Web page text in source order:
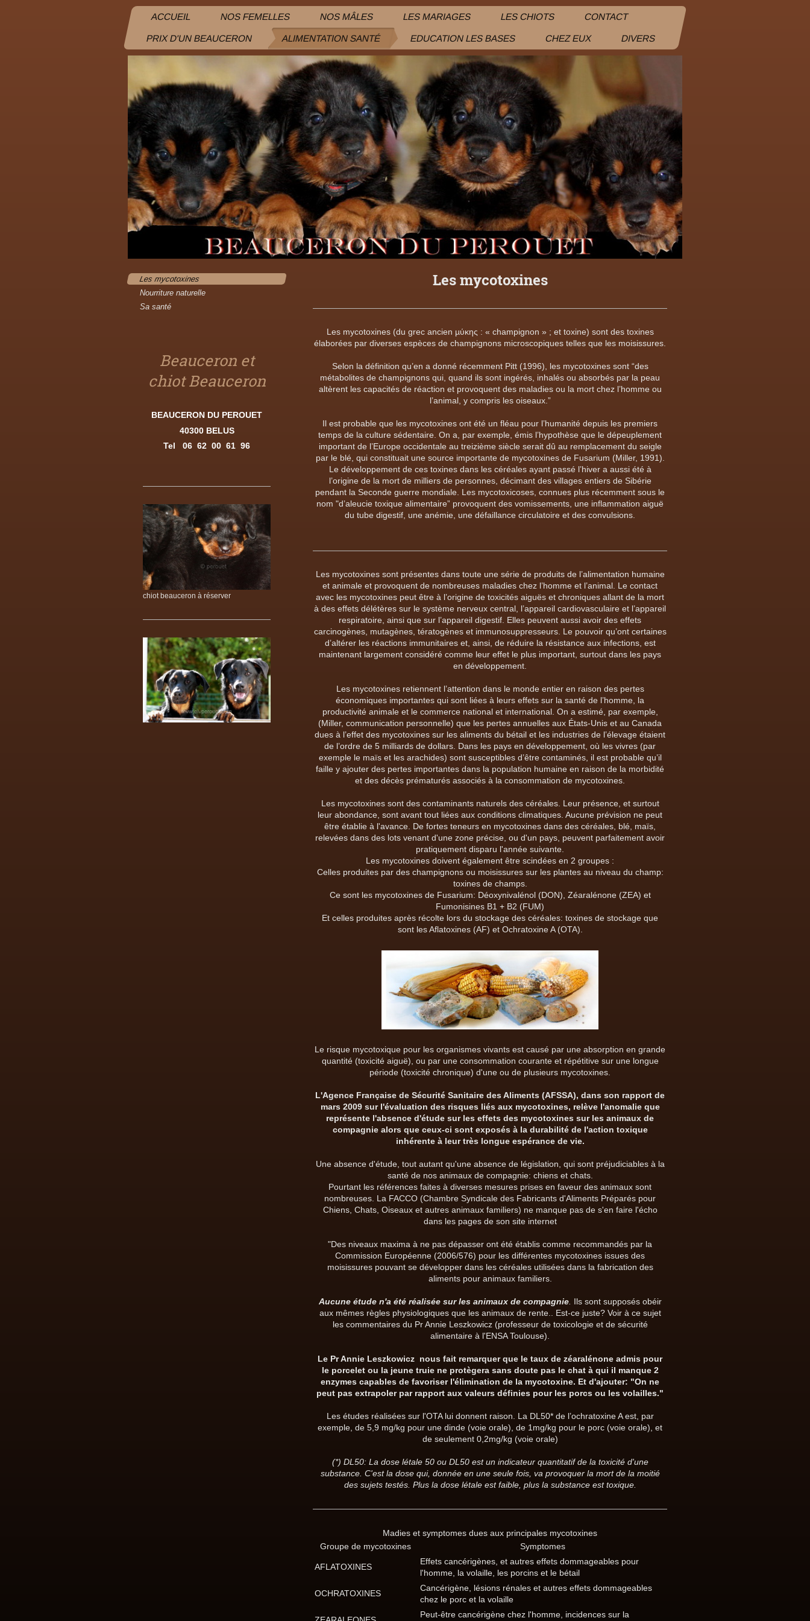
ACCUEIL NOS FEMELLES NOS MÂLES LES MARIAGES LES CHIOTS CONTACT
PRIX D'UN BEAUCERON ALIMENTATION SANTÉ EDUCATION LES BASES CHEZ EUX DIVERS
Les mycotoxines
Les mycotoxines (du grec ancien µύκης : « champignon » ; et toxine) sont des toxines
élaborées par diverses espèces de champignons microscopiques telles que les moisissures.
Selon la définition qu’en a donné récemment Pitt (1996), les mycotoxines sont “des
métabolites de champignons qui, quand ils sont ingérés, inhalés ou absorbés par la peau
altèrent les capacités de réaction et provoquent des maladies ou la mort chez l’homme ou
l’animal, y compris les oiseaux.”
Il est probable que les mycotoxines ont été un fléau pour l’humanité depuis les premiers
temps de la culture sédentaire. On a, par exemple, émis l’hypothèse que le dépeuplement
important de l’Europe occidentale au treizième siècle serait dû au remplacement du seigle
par le blé, qui constituait une source importante de mycotoxines de Fusarium (Miller, 1991).
Le développement de ces toxines dans les céréales ayant passé l’hiver a aussi été à
l’origine de la mort de milliers de personnes, décimant des villages entiers de Sibérie
pendant la Seconde guerre mondiale. Les mycotoxicoses, connues plus récemment sous le
nom "d’aleucie toxique alimentaire” provoquent des vomissements, une inflammation aiguë
du tube digestif, une anémie, une défaillance circulatoire et des convulsions.
Les mycotoxines sont présentes dans toute une série de produits de l’alimentation humaine
et animale et provoquent de nombreuses maladies chez l’homme et l’animal. Le contact
avec les mycotoxines peut être à l’origine de toxicités aiguës et chroniques allant de la mort
à des effets délétères sur le système nerveux central, l’appareil cardiovasculaire et l’appareil
respiratoire, ainsi que sur l’appareil digestif. Elles peuvent aussi avoir des effets
carcinogènes, mutagènes, tératogènes et immunosuppresseurs. Le pouvoir qu’ont certaines
d’altérer les réactions immunitaires et, ainsi, de réduire la résistance aux infections, est
maintenant largement considéré comme leur effet le plus important, surtout dans les pays
en développement.
Les mycotoxines retiennent l’attention dans le monde entier en raison des pertes
économiques importantes qui sont liées à leurs effets sur la santé de l’homme, la
productivité animale et le commerce national et international. On a estimé, par exemple,
(Miller, communication personnelle) que les pertes annuelles aux États-Unis et au Canada
dues à l’effet des mycotoxines sur les aliments du bétail et les industries de l’élevage étaient
de l’ordre de 5 milliards de dollars. Dans les pays en développement, où les vivres (par
exemple le maïs et les arachides) sont susceptibles d’être contaminés, il est probable qu’il
faille y ajouter des pertes importantes dans la population humaine en raison de la morbidité
et des décès prématurés associés à la consommation de mycotoxines.
Les mycotoxines sont des contaminants naturels des céréales. Leur présence, et surtout
leur abondance, sont avant tout liées aux conditions climatiques. Aucune prévision ne peut
être établie à l'avance. De fortes teneurs en mycotoxines dans des céréales, blé, maïs,
relevées dans des lots venant d'une zone précise, ou d'un pays, peuvent parfaitement avoir
pratiquement disparu l'année suivante.
Les mycotoxines doivent également être scindées en 2 groupes :
Celles produites par des champignons ou moisissures sur les plantes au niveau du champ:
toxines de champs.
Ce sont les mycotoxines de Fusarium: Déoxynivalénol (DON), Zéaralénone (ZEA) et
Fumonisines B1 + B2 (FUM)
Et celles produites après récolte lors du stockage des céréales: toxines de stockage que
sont les Aflatoxines (AF) et Ochratoxine A (OTA).
Le risque mycotoxique pour les organismes vivants est causé par une absorption en grande
quantité (toxicité aiguë), ou par une consommation courante et répétitive sur une longue
période (toxicité chronique) d'une ou de plusieurs mycotoxines.
L'Agence Française de Sécurité Sanitaire des Aliments (AFSSA), dans son rapport de
mars 2009 sur l'évaluation des risques liés aux mycotoxines, relève l'anomalie que
représente l'absence d'étude sur les effets des mycotoxines sur les animaux de
compagnie alors que ceux-ci sont exposés à la durabilité de l'action toxique
inhérente à leur très longue espérance de vie.
Une absence d'étude, tout autant qu'une absence de législation, qui sont préjudiciables à la
santé de nos animaux de compagnie: chiens et chats.
Pourtant les références faites à diverses mesures prises en faveur des animaux sont
nombreuses. La FACCO (Chambre Syndicale des Fabricants d'Aliments Préparés pour
Chiens, Chats, Oiseaux et autres animaux familiers) ne manque pas de s'en faire l'écho
dans les pages de son site internet
"Des niveaux maxima à ne pas dépasser ont été établis comme recommandés par la
Commission Européenne (2006/576) pour les différentes mycotoxines issues des
moisissures pouvant se développer dans les céréales utilisées dans la fabrication des
aliments pour animaux familiers.
Aucune étude n'a été réalisée sur les animaux de compagnie. Ils sont supposés obéir
aux mêmes règles physiologiques que les animaux de rente.. Est-ce juste? Voir à ce sujet
les commentaires du Pr Annie Leszkowicz (professeur de toxicologie et de sécurité
alimentaire à l'ENSA Toulouse).
Le Pr Annie Leszkowicz nous fait remarquer que le taux de zéaralénone admis pour
le porcelet ou la jeune truie ne protègera sans doute pas le chat à qui il manque 2
enzymes capables de favoriser l'élimination de la mycotoxine. Et d'ajouter: "On ne
peut pas extrapoler par rapport aux valeurs définies pour les porcs ou les volailles."
Les études réalisées sur l'OTA lui donnent raison. La DL50* de l’ochratoxine A est, par
exemple, de 5,9 mg/kg pour une dinde (voie orale), de 1mg/kg pour le porc (voie orale), et
de seulement 0,2mg/kg (voie orale)
(*) DL50: La dose létale 50 ou DL50 est un indicateur quantitatif de la toxicité d'une
substance. C'est la dose qui, donnée en une seule fois, va provoquer la mort de la moitié
des sujets testés. Plus la dose létale est faible, plus la substance est toxique.
Madies et symptomes dues aux principales mycotoxines
Groupe de mycotoxines
Symptomes
AFLATOXINES
Effets cancérigènes, et autres effets dommageables pour
l'homme, la volaille, les porcins et le bétail
OCHRATOXINES
Cancérigène, lésions rénales et autres effets dommageables
chez le porc et la volaille
Peut-être cancérigène chez l'homme, incidences sur la
Les mycotoxines
Nourriture naturelle
Sa santé
Beauceron et
chiot Beauceron
BEAUCERON DU PEROUET
40300 BELUS
Tel
06 62 00 61 96
chiot beauceron à réserver